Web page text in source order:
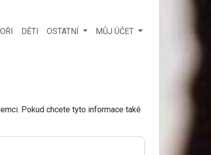
DĚTI OSTATNÍ MŮJ ÚČET
Pokud chcete tyto informace také